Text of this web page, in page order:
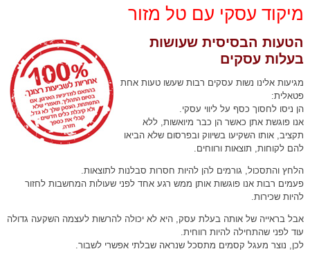
מיקוד עסקי עם טל מזור
הטעות הבסיסית שעושות
בעלות עסקים
מגיעות אלינו נשות עסקים רבות שעשו טעות אחת
פטאלית:
הן ניסו לחסוך כסף על ליווי עסקי.
אנו פוגשת אתן כאשר הן כבר מיואשות, ללא
תקציב, אותו השקיעו בשיווק ובפרסום שלא הביאו
להם לקוחות, תוצאות ורווחים.
הלחץ והתסכול, גורמים להן להיות חסרות סבלנות לתוצאות.
פעמים רבות אנו פוגשות אותן ממש רגע אחד לפני שעולות המחשבות לחזור
להיות שכירות.
אבל בראייה של אותה בעלת עסק, היא לא יכולה להרשות לעצמה השקעה גדולה
עוד לפני שהתחילה להיות רווחית.
לכן, נוצר מעגל קסמים מתסכל שנראה שבלתי אפשרי לשבור.